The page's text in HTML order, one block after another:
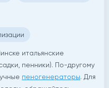
итальянские
пенники). По-другому
пеногенераторы. Для